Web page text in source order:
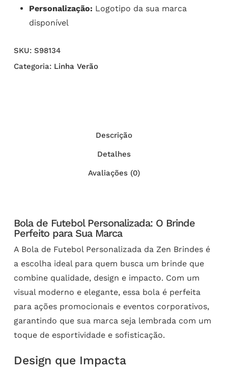
Personalização: Logotipo da sua marca
disponível
SKU: S98134
Categoria: Linha Verão
Descrição
Detalhes
Avaliações (0)
Bola de Futebol Personalizada: O Brinde
Perfeito para Sua Marca
A Bola de Futebol Personalizada da Zen Brindes é
a escolha ideal para quem busca um brinde que
combine qualidade, design e impacto. Com um
visual moderno e elegante, essa bola é perfeita
para ações promocionais e eventos corporativos,
garantindo que sua marca seja lembrada com um
toque de esportividade e sofisticação.
Design que Impacta